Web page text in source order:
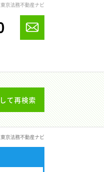
京法務不動産ナビ
て再検索
京法務不動産ナビ